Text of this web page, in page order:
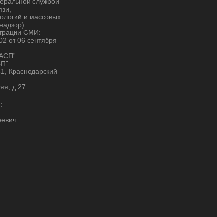
и массовых
СМИ:
от 06 сентября
Краснодарский
д.27